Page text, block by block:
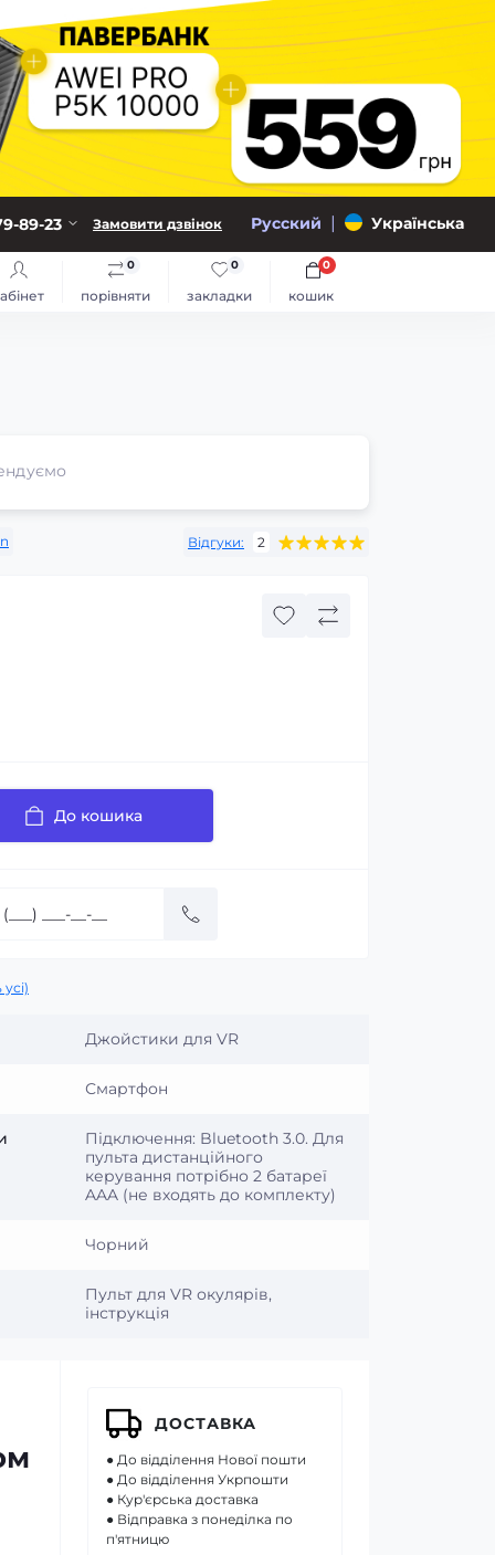
89-23 Замовити дзвінок Русский | Українська
порівняти
0
закладки
0
кошик
0
Відгуки: 2
До кошика
Джойстики для VR
Смартфон
Підключення: Bluetooth 3.0. Для
пульта дистанційного
керування потрібно 2 батареї
AAA (не входять до комплекту)
Чорний
Пульт для VR окулярів,
інструкція
ДОСТАВКА
● До відділення Нової пошти
● До відділення Укрпошти
● Кур'єрська доставка
● Відправка з понеділка по
п'ятницю